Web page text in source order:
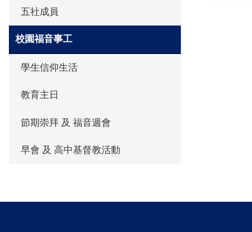
五社成員
校園福音事工
學生信仰生活
教育主日
節期崇拜 及 福音週會
早會 及 高中基督教活動